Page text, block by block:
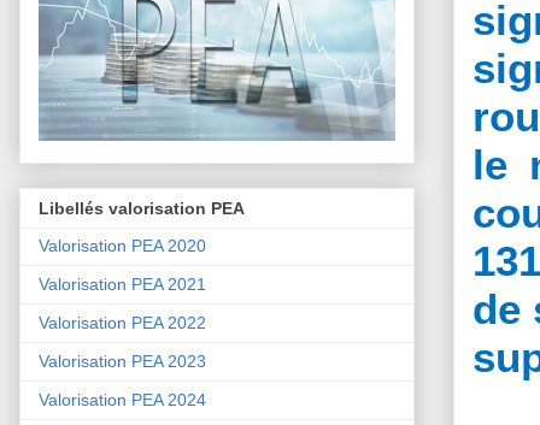
le
de
Libellés valorisation PEA
Valorisation PEA 2020
Valorisation PEA 2021
Valorisation PEA 2022
Valorisation PEA 2023
Valorisation PEA 2024